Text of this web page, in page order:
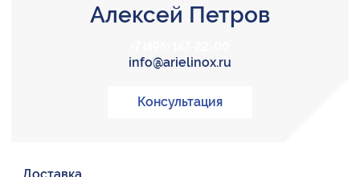
Алексей Петров
info@arielinox.ru
Консультация